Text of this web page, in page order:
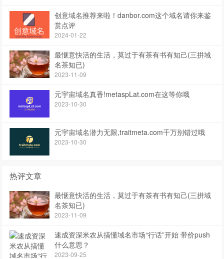
创意域名推荐来啦！danbor.com这个域名请你来鉴
赏点评
2024-01-22
最惬意快活的生活，莫过于有茶有书有知己(三拼域
名茶知已)
2023-11-09
元宇宙域名真香!metaspLat.com在这等你哦
2023-10-30
元宇宙域名潜力无限,traitmeta.com千万别错过哦
2023-10-30
热评文章
最惬意快活的生活，莫过于有茶有书有知己(三拼域
名茶知已)
2023-11-09
速成资深米农从搞懂域名市场“行话”开始 带价push
什么意思？
2023-09-25